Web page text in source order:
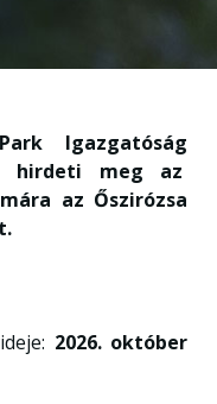
Igazgatóság
hirdeti meg az
az Őszirózsa
2026. október